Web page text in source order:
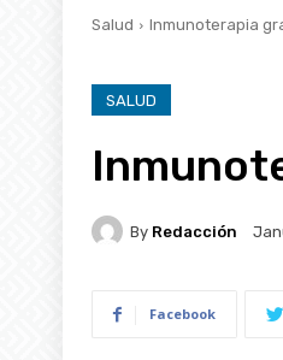
Salud Inmunoterapia
SALUD
By Redacción
Facebook